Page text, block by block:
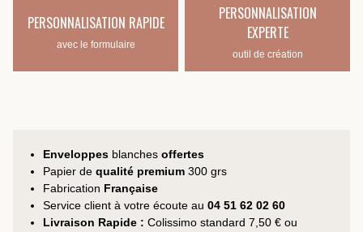
PERSONNALISATION RAPIDE
avec le formulaire
PERSONNALISATION
EXPERTE
outil de création
Enveloppes blanches offertes
Papier de qualité premium 300 grs
Fabrication Française
Service client à votre écoute au 04 51 62 02 60
Livraison Rapide : Colissimo standard 7,50 € ou